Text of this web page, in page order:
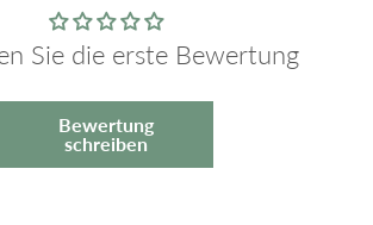
Sie die erste Bewertung
Bewertung
schreiben